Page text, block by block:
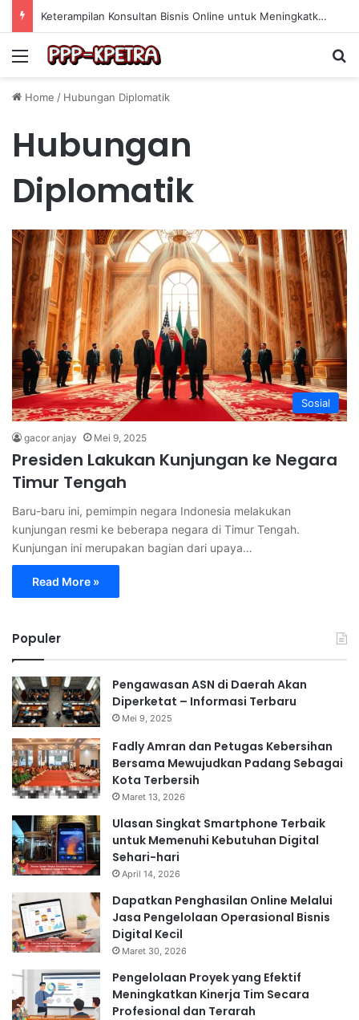
Keterampilan Konsultan Bisnis Online untuk Meningkatkan Pendapatan Berdasarkan Pengalaman Praktis
Menu
Home / Hubungan Diplomatik
Hubungan
Diplomatik
Sosial
gacor anjay Mei 9, 2025
Presiden Lakukan Kunjungan ke Negara
Timur Tengah
Baru-baru ini, pemimpin negara Indonesia melakukan
kunjungan resmi ke beberapa negara di Timur Tengah.
Kunjungan ini merupakan bagian dari upaya…
Read More »
Populer
Pengawasan ASN di Daerah Akan
Diperketat – Informasi Terbaru
Mei 9, 2025
Fadly Amran dan Petugas Kebersihan
Bersama Mewujudkan Padang Sebagai
Kota Terbersih
Maret 13, 2026
Ulasan Singkat Smartphone Terbaik
untuk Memenuhi Kebutuhan Digital
Sehari-hari
April 14, 2026
Dapatkan Penghasilan Online Melalui
Jasa Pengelolaan Operasional Bisnis
Digital Kecil
Maret 30, 2026
Pengelolaan Proyek yang Efektif
Meningkatkan Kinerja Tim Secara
Profesional dan Terarah